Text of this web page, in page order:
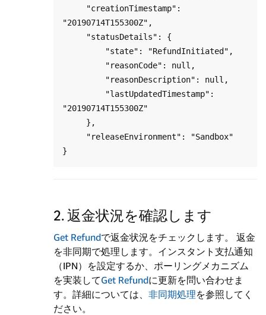
"20190714T155300Z",
"20190714T155300Z"
2. 返金状況を確認します
Get Refundで返金状況をチェックします。 返金
を非同期で処理します。インスタント支払通知
（IPN）を設定するか、ポーリングメカニズム
を実装してGet Refundに更新を問い合わせま
す。詳細については、 非同期処理を参照してく
ださい。